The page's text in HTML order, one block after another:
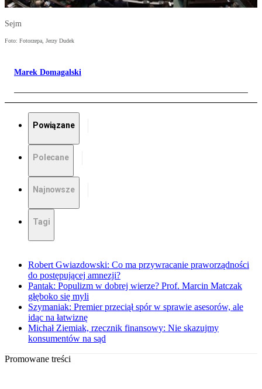
Sejm
Foto: Fotorzepa, Jerzy Dudek
Marek Domagalski
Powiązane
Polecane
Najnowsze
Tagi
Robert Gwiazdowski: Co ma przywracanie praworządności
do postępującej amnezji?
Pantak: Populizm w dobrej wierze? Prof. Marcin Matczak
głęboko się myli
Szymaniak: Premier przeciął spór w sprawie asesorów, ale
idąc na łatwiznę
Michał Ziemiak, rzecznik finansowy: Nie skazujmy
konsumentów na sąd
Promowane treści